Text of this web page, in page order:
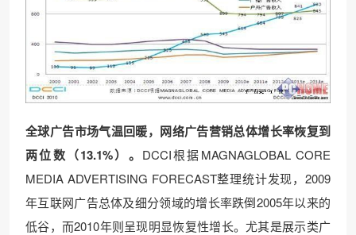
全球广告市场气温回暖，网络广告营销总体增长率恢复到
两位数（13.1%）。 DCCI根据MAGNAGLOBAL CORE
MEDIA ADVERTISING FORECAST整理统计发现，2009
年互联网广告总体及细分领域的增长率跌倒2005年以来的
低谷，而2010年则呈现明显恢复性增长。尤其是展示类广